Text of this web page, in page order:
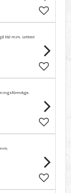
Lägg till
192 mm. Lettrat
Lägg till
Lägg till
Lägg till